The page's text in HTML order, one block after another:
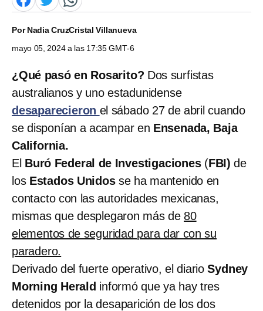
PorNadia CruzCristal Villanueva
mayo 05, 2024 a las 17:35 GMT-6
¿Qué pasó en Rosarito? Dos surfistas
australianos y uno estadunidense
desaparecieron el sábado 27 de abril cuando
se disponían a acampar en Ensenada, Baja
California.
El Buró Federal de Investigaciones (FBI) de
los Estados Unidosse ha mantenido en
contacto con las autoridades mexicanas,
mismas que desplegaron más de 80
elementos de seguridad para dar con su
paradero.
Derivado del fuerte operativo, el diarioSydney
Morning Herald informó que ya hay tres
detenidos por la desaparición de los dos